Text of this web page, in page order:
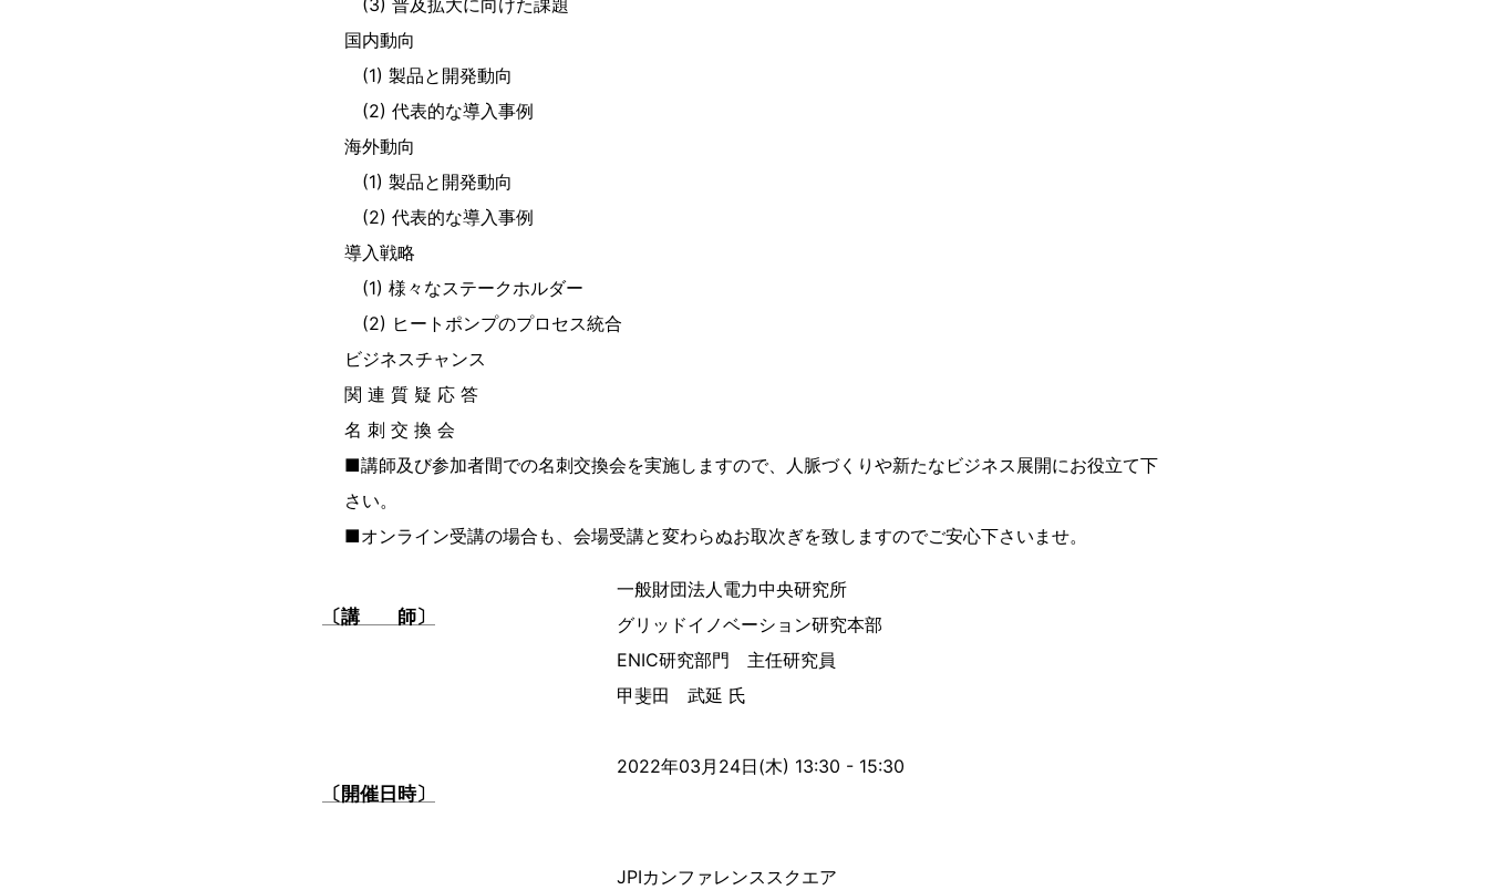
(3) 普及拡大に向けた課題
国内動向
(1) 製品と開発動向
(2) 代表的な導入事例
海外動向
(1) 製品と開発動向
(2) 代表的な導入事例
導入戦略
(1) 様々なステークホルダー
(2) ヒートポンプのプロセス統合
ビジネスチャンス
関 連 質 疑 応 答
名 刺 交 換 会
■講師及び参加者間での名刺交換会を実施しますので、人脈づくりや新たなビジネス展開にお役立て下
さい。
■オンライン受講の場合も、会場受講と変わらぬお取次ぎを致しますのでご安心下さいませ。
〔講 師〕
一般財団法人電力中央研究所
グリッドイノベーション研究本部
ENIC研究部門 主任研究員
甲斐田 武延 氏
〔開催日時〕
2022年03月24日(木) 13:30 - 15:30
JPIカンファレンススクエア